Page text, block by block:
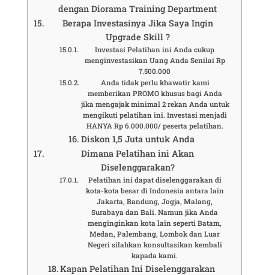
dengan Diorama Training Department
Berapa Investasinya Jika Saya Ingin
Upgrade Skill ?
Investasi Pelatihan ini Anda cukup
menginvestasikan Uang Anda Senilai Rp
7.500.000
Anda tidak perlu khawatir kami
memberikan PROMO khusus bagi Anda
jika mengajak minimal 2 rekan Anda untuk
mengikuti pelatihan ini. Investasi menjadi
HANYA Rp 6.000.000/ peserta pelatihan.
Diskon 1,5 Juta untuk Anda
Dimana Pelatihan ini Akan
Diselenggarakan?
Pelatihan ini dapat diselenggarakan di
kota-kota besar di Indonesia antara lain
Jakarta, Bandung, Jogja, Malang,
Surabaya dan Bali. Namun jika Anda
menginginkan kota lain seperti Batam,
Medan, Palembang, Lombok dan Luar
Negeri silahkan konsultasikan kembali
kapada kami.
Kapan Pelatihan Ini Diselenggarakan